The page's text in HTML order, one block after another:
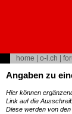
home o-l.ch
Angaben zu
Hier können
Link auf die
Diese werden von